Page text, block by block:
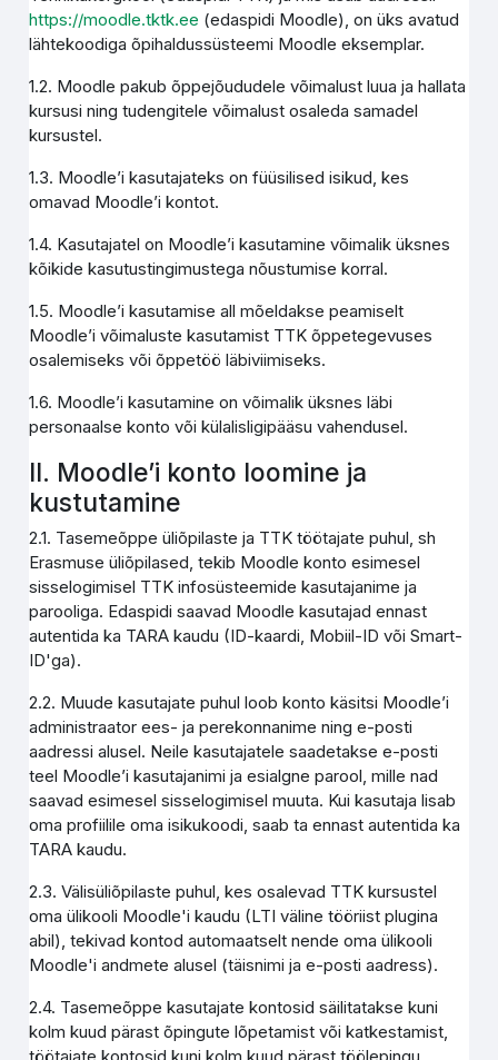
https://moodle.tktk.ee (edaspidi Moodle), on üks avatud
lähtekoodiga õpihaldussüsteemi Moodle eksemplar.
1.2. Moodle pakub õppejõududele võimalust luua ja hallata
kursusi ning tudengitele võimalust osaleda samadel
kursustel.
1.3. Moodle’i kasutajateks on füüsilised isikud, kes
omavad Moodle’i kontot.
1.4. Kasutajatel on Moodle’i kasutamine võimalik üksnes
kõikide kasutustingimustega nõustumise korral.
1.5. Moodle’i kasutamise all mõeldakse peamiselt
Moodle’i võimaluste kasutamist TTK õppetegevuses
osalemiseks või õppetöö läbiviimiseks.
1.6. Moodle’i kasutamine on võimalik üksnes läbi
personaalse konto või külalisligipääsu vahendusel.
II. Moodle’i konto loomine ja
kustutamine
2.1. Tasemeõppe üliõpilaste ja TTK töötajate puhul, sh
Erasmuse üliõpilased, tekib Moodle konto esimesel
sisselogimisel TTK infosüsteemide kasutajanime ja
parooliga. Edaspidi saavad Moodle kasutajad ennast
autentida ka TARA kaudu (ID-kaardi, Mobiil-ID või Smart-
ID'ga).
2.2. Muude kasutajate puhul loob konto käsitsi Moodle’i
administraator ees- ja perekonnanime ning e-posti
aadressi alusel. Neile kasutajatele saadetakse e-posti
teel Moodle’i kasutajanimi ja esialgne parool, mille nad
saavad esimesel sisselogimisel muuta. Kui kasutaja lisab
oma profiilile oma isikukoodi, saab ta ennast autentida ka
TARA kaudu.
2.3. Välisüliõpilaste puhul, kes osalevad TTK kursustel
oma ülikooli Moodle'i kaudu (LTI väline tööriist plugina
abil), tekivad kontod automaatselt nende oma ülikooli
Moodle'i andmete alusel (täisnimi ja e-posti aadress).
2.4. Tasemeõppe kasutajate kontosid säilitatakse kuni
kolm kuud pärast õpingute lõpetamist või katkestamist,